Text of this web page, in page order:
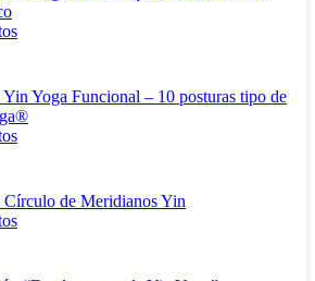
Yin Yoga Funcional – 10 posturas tipo de
Círculo de Meridianos Yin